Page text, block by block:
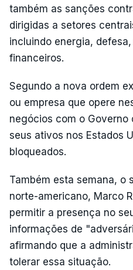
também as sanções
dirigidas a setores
incluindo energia,
financeiros.
Segundo a nova ordem
ou empresa que opere
negócios com o Governo
seus ativos nos Estados
bloqueados.
Também esta semana, o
norte-americano, Marco
permitir a presença no
informações de
afirmando que a
tolerar essa situação.